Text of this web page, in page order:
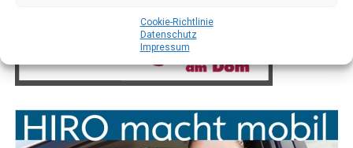
Coo­kie-Richt­li­nie
Daten­schutz
Impres­sum